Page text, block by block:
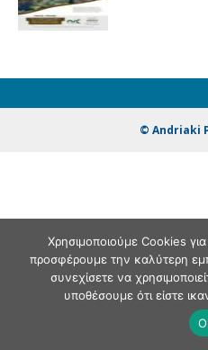
© Andriaki
Χρησιμοποιούμε Cookies
προσφέρουμε την καλύτερη
συνεχίσετε να
υποθέσουμε ότι είστε